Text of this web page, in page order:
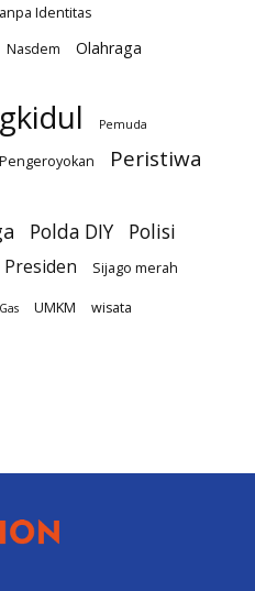
Identitas
Nasdem Olahraga
Pemuda
Pengeroyokan Peristiwa
Polda DIY
Polisi
Presiden Sijago merah
UMKM wisata